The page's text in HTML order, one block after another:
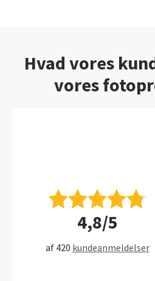
Hvad vores
vores
4,8/5
af 420 kundeanmeldelser